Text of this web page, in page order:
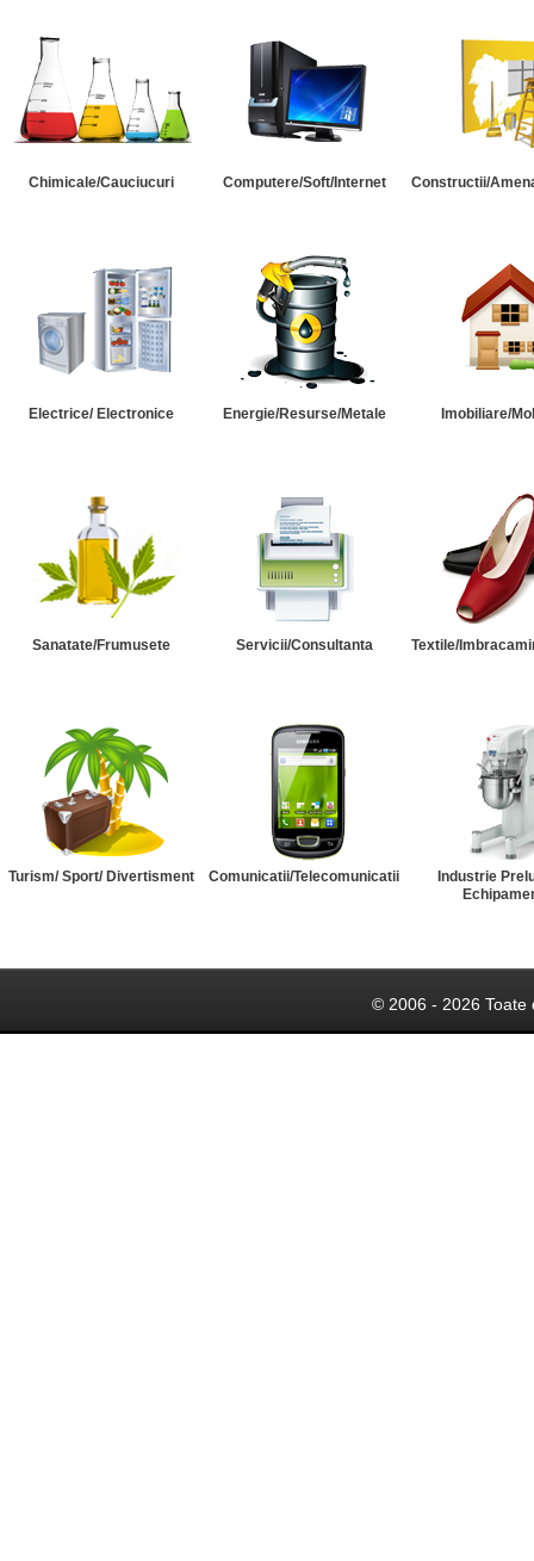
Chimicale/Cauciucuri Computere/Soft/Internet Constructii/
Electrice/ Electronice Energie/Resurse/Metale Imobiliare/
Sanatate/Frumusete Servicii/Consultanta Textile/
Turism/ Sport/ Divertisment Comunicatii/Telecomunicatii
Industrie
© 2006 - 2026